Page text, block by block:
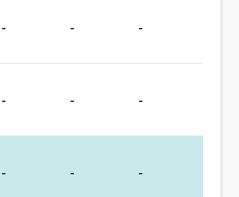
- - -
- - -
- - -